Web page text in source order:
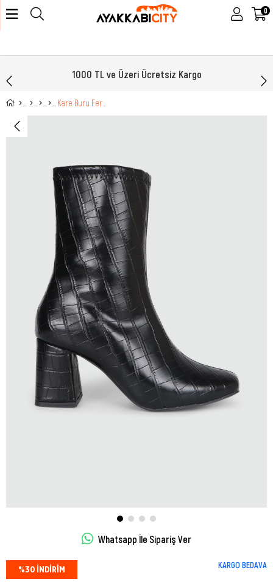
0
1000 TL ve Üzeri Ücretsiz Kargo
Whatsapp İle Sipariş Ver
%30 İNDIRIM KARGO BEDAVA